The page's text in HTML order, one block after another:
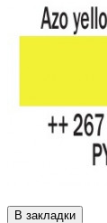
В закладки